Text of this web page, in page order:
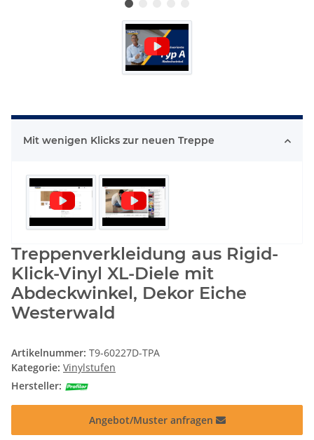
Mit wenigen Klicks zur neuen Treppe
Treppenverkleidung aus Rigid-
Klick-Vinyl XL-Diele mit
Abdeckwinkel, Dekor Eiche
Westerwald
Artikelnummer: T9-60227D-TPA
Kategorie: Vinylstufen
Hersteller:
Angebot/Muster anfragen